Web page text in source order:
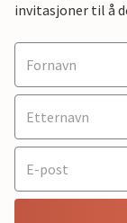
invitasjoner til å